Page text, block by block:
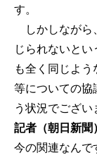
す。
しかしながら
じられないと
も全く同じよ
等についての協
う状況でござい
記者（朝日新聞
今の関連なんで